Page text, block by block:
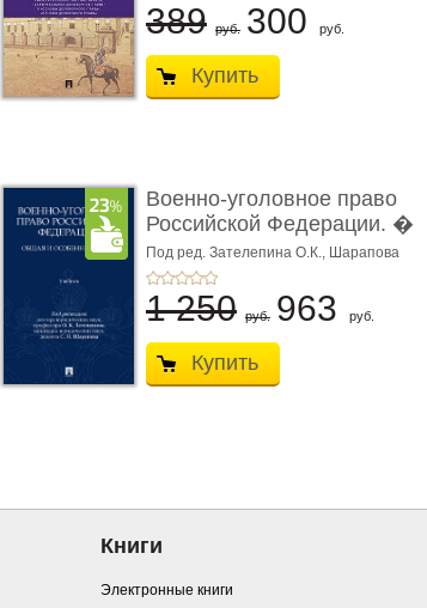
389 руб. 300 руб.
Купить
Военно-уголовное право
Российской Федерации. �
...
Под ред. Зателепина О.К., Шарапова
С.Н.
1 250 руб. 963 руб.
Купить
Книги
Электронные книги